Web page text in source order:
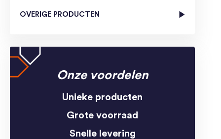
OVERIGE PRODUCTEN
Onze voordelen
Unieke producten
Grote voorraad
Snelle levering